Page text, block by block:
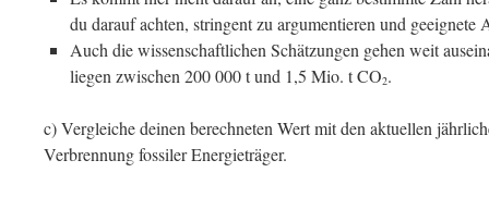
du darauf achten, stringent zu argumentieren und geeignete
Auch die wissenschaftlichen Schätzungen gehen weit
liegen zwischen 200 000 t und 1,5 Mio. t CO2.
c) Vergleiche deinen berechneten Wert mit den aktuellen
Verbrennung fossiler Energieträger.